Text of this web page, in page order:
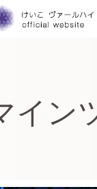
イン